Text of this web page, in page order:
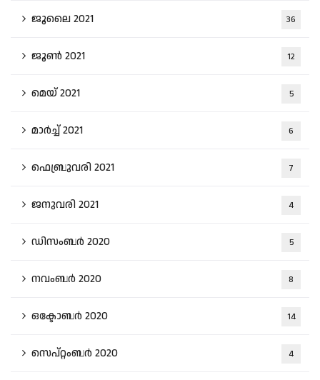
ജൂലൈ 2021 36
ജൂൺ 2021 12
മെയ്‌ 2021 5
മാർച്ച്‌ 2021 6
ഫെബ്രുവരി 2021 7
ജനുവരി 2021 4
ഡിസംബർ 2020 5
നവംബർ 2020 8
ഒക്ടോബർ 2020 14
സെപ്റ്റംബർ 2020 4